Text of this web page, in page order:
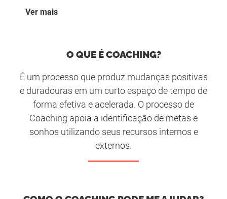
Coaching em Cuiabá
Coaching em Curitiba
Coaching em Porto Alegre
Coaching Motivacional
Coaching de Saúde
Coaching de Relacionamento
Coaching de Liderança
Coaching Executivo
Coaching de Carreira
Ver mais
O QUE É COACHING?
É um processo que produz mudanças positivas
e duradouras em um curto espaço de tempo de
forma efetiva e acelerada. O processo de
Coaching apoia a identificação de metas e
sonhos utilizando seus recursos internos e
externos.